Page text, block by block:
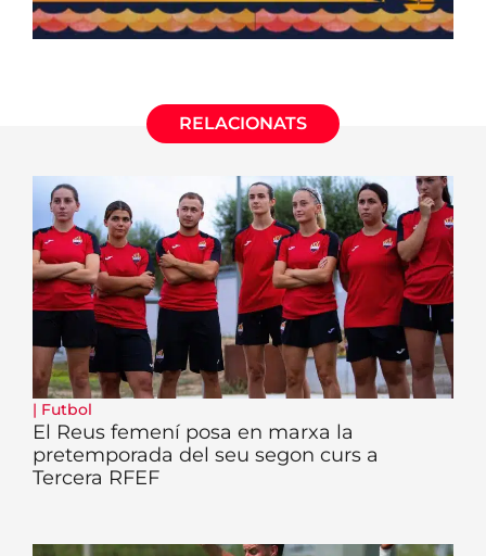
RELACIONATS
| Futbol
El Reus femení posa en marxa la
pretemporada del seu segon curs a
Tercera RFEF